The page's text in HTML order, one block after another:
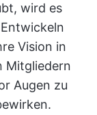
wird es
Vision in
Mitgliedern
Augen zu